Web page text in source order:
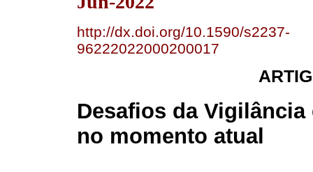
http://dx.doi.org/10.1590/s2237-
96222022000200017
Desafios da Vigilância
no momento atual